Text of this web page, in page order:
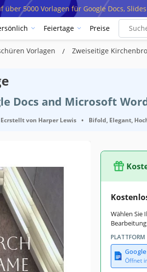
5000 Vorlagen für Google Docs,
Feiertage Preise
Vorlagen Zweiseitige
Docs and Microsoft
Ecrstellt von Harper Lewis • Bifold, Elegant,
& Broschüren Vorlagen
& Broschüren Vorlagen
January 27, 2023
July 14, 2026
hinzugefügt von 3 Nutzer
Wählen Sie
Bearbeitung
PLATTFORM
Öffnet